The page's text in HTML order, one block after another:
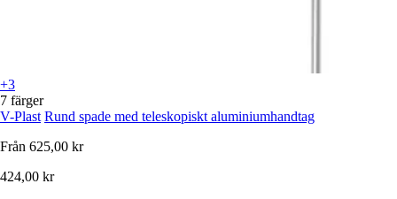
+3
7 färger
V-Plast Rund spade med teleskopiskt aluminiumhandtag
Från 625,00 kr
424,00 kr